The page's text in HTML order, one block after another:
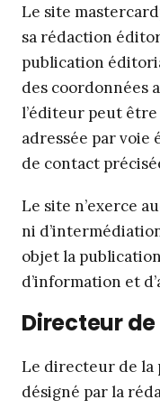
Le site
sa rédaction
publication
des coordonnées
l’éditeur peut
adressée par voie
de contact
Le site n’exerce
ni
objet la
d’information et
Directeur
Le directeur de la
désigné par la